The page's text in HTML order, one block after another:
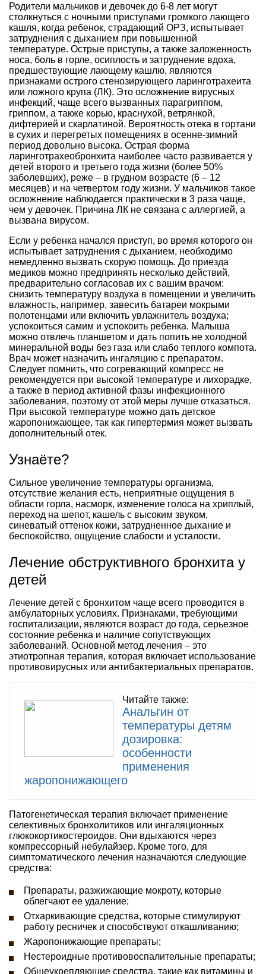
Родители мальчиков и девочек до 6-8 лет могут
столкнуться с ночными приступами громкого лающего
кашля, когда ребенок, страдающий ОРЗ, испытывает
затруднения с дыханием при повышенной
температуре. Острые приступы, а также заложенность
носа, боль в горле, осиплость и затруднение вдоха,
предшествующие лающему кашлю, являются
признаками острого стенозирующего ларинготрахеита
или ложного крупа (ЛК). Это осложнение вирусных
инфекций, чаще всего вызванных парагриппом,
гриппом, а также корью, краснухой, ветрянкой,
дифтерией и скарлатиной. Вероятность отека в гортани
в сухих и перегретых помещениях в осенне-зимний
период довольно высока. Острая форма
ларинготрахеобронхита наиболее часто развивается у
детей второго и третьего года жизни (более 50%
заболевших), реже – в грудном возрасте (6 – 12
месяцев) и на четвертом году жизни. У мальчиков такое
осложнение наблюдается практически в 3 раза чаще,
чем у девочек. Причина ЛК не связана с аллергией, а
вызвана вирусом.
Если у ребенка начался приступ, во время которого он
испытывает затруднения с дыханием, необходимо
немедленно вызвать скорую помощь. До приезда
медиков можно предпринять несколько действий,
предварительно согласовав их с вашим врачом:
снизить температуру воздуха в помещении и увеличить
влажность, например, завесить батареи мокрыми
полотенцами или включить увлажнитель воздуха;
успокоиться самим и успокоить ребенка. Малыша
можно отвлечь планшетом и дать попить не холодной
минеральной воды без газа или слабо теплого компота.
Врач может назначить ингаляцию с препаратом.
Следует помнить, что согревающий компресс не
рекомендуется при высокой температуре и лихорадке,
а также в период активной фазы инфекционного
заболевания, поэтому от этой меры лучше отказаться.
При высокой температуре можно дать детское
жаропонижающее, так как гипертермия может вызвать
дополнительный отек.
Узнаёте?
Сильное увеличение температуры организма,
отсутствие желания есть, неприятные ощущения в
области горла, насморк, изменение голоса на хриплый,
переход на шепот, кашель с высоким звуком,
синеватый оттенок кожи, затрудненное дыхание и
беспокойство, ощущение слабости и усталости.
Лечение обструктивного бронхита у
детей
Лечение детей с бронхитом чаще всего проводится в
амбулаторных условиях. Признаками, требующими
госпитализации, являются возраст до года, серьезное
состояние ребенка и наличие сопутствующих
заболеваний. Основной метод лечения – это
этиотропная терапия, которая включает использование
противовирусных или антибактериальных препаратов.
Читайте также:
Анальгин от
температуры детям
дозировка:
особенности
применения
жаропонижающего
Патогенетическая терапия включает применение
селективных бронхолитиков или ингаляционных
глюкокортикостероидов. Они вдыхаются через
компрессорный небулайзер. Кроме того, для
симптоматического лечения назначаются следующие
средства:
Препараты, разжижающие мокроту, которые
облегчают ее удаление;
Отхаркивающие средства, которые стимулируют
работу ресничек и способствуют откашливанию;
Жаропонижающие препараты;
Нестероидные противовоспалительные препараты;
Общеукрепляющие средства, такие как витамины и